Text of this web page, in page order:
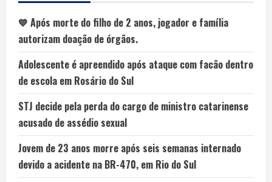
💙 Após morte do filho de 2 anos, jogador e família
autorizam doação de órgãos.
Adolescente é apreendido após ataque com facão dentro
de escola em Rosário do Sul
STJ decide pela perda do cargo de ministro catarinense
acusado de assédio sexual
Jovem de 23 anos morre após seis semanas internado
devido a acidente na BR-470, em Rio do Sul